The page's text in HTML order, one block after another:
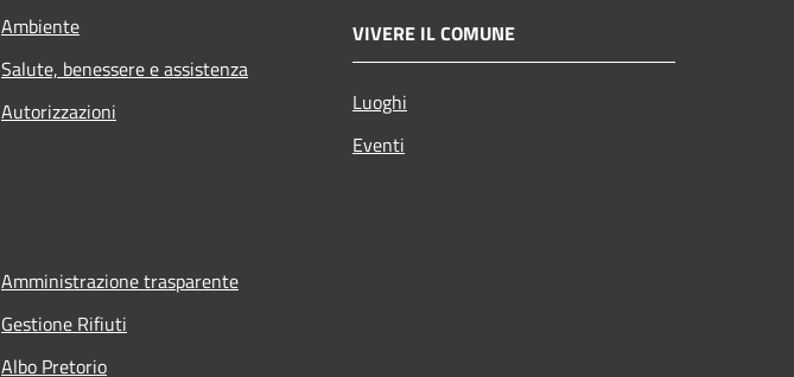
Ambiente
Salute, benessere e assistenza
Autorizzazioni
VIVERE IL COMUNE
Luoghi
Eventi
Amministrazione trasparente
Gestione Rifiuti
Albo Pretorio